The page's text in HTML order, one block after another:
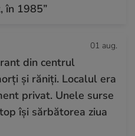
în 1985”
01 aug.
din centrul
și răniți. Localul era
privat. Unele surse
își sărbătorea ziua